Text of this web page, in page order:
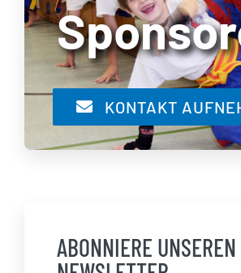
KONTAKT
ABONNIERE UNSEREN